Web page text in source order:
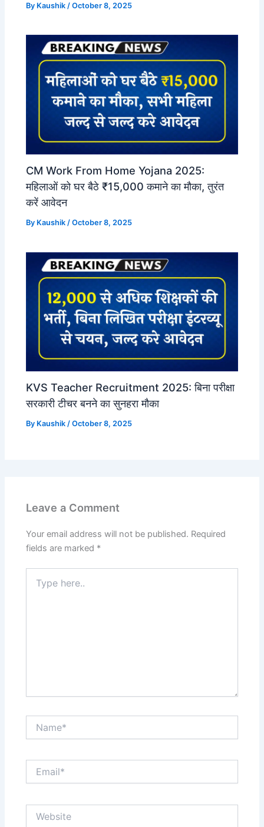
By Kaushik /October 8, 2025
CM Work From Home Yojana 2025:
महिलाओं को घर बैठे ₹15,000 कमाने का मौका, तुरंत
करें आवेदन
By Kaushik/October 8, 2025
KVS Teacher Recruitment 2025: बिना परीक्षा
सरकारी टीचर बनने का सुनहरा मौका
By Kaushik/October 8, 2025
Leave a Comment
Your email address will not be published. Required
fields are marked *
here..